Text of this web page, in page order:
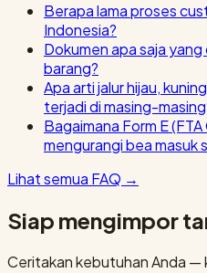
Berapa lama proses
Indonesia?
Dokumen apa saja
barang?
Apa arti jalur hijau,
terjadi di masing-
Bagaimana Form E
mengurangi bea masuk
Lihat semua FAQ →
Siap mengimpor
Ceritakan kebutuhan Anda —